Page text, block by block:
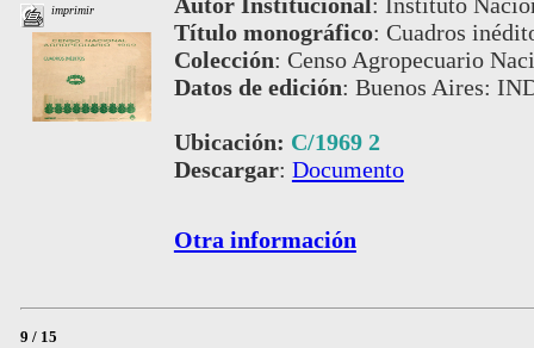
imprimir
Título monográfico: Cuadros
Colección: Censo Agropecuario
Datos de edición: Buenos Aires:
Ubicación: C/1969 2
Descargar: Documento
Otra información
9 / 15